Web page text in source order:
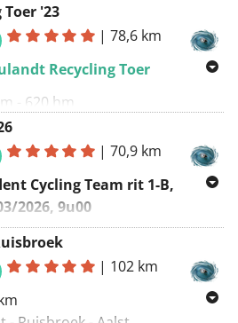
'23
|78,6 km
Recycling Toer
- 620 hm
Campagnolo
corsacampagnolo.be/
in wijzerszin
:Nieulandt Recycling Toer 2019
: Nieulandt Recycling Toer 2022
:
Nieulandt Recycling Toer 2024
|70,9 km
Cycling Team rit 1-B,
2026, 9u00
- Hamme - Aalst
:Sint-Annakring Aalst
www.facebook.com/ST.Annakring
| 102 km